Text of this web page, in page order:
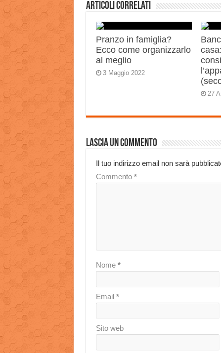
Articoli correlati
Pranzo in famiglia?
Ecco come organizzarlo
al meglio
3 Maggio 2022
27
Lascia un commento
Il tuo indirizzo email non sarà
Commento *
Nome *
Email *
Sito web